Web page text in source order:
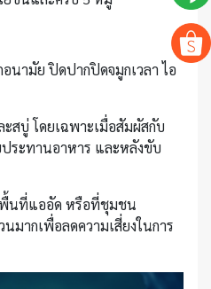
นามัย ปิดปากปิดจมูกเวลา ไอ
สบู่ โดยเฉพาะเมื่อสัมผัสกับ
ระทานอาหาร และหลังขับ
พื้นที่แออัด หรือที่ชุมชน
มากเพื่อลดความเสี่ยงในการ